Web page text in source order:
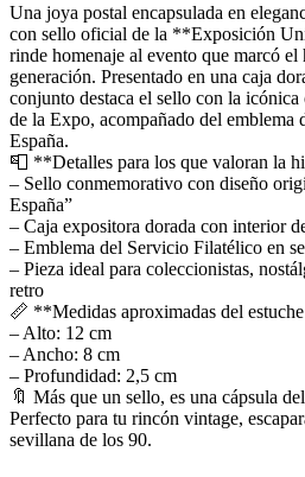
Una joya postal encapsulada en
con sello oficial de la **Exposición
rinde homenaje al evento que marcó
generación. Presentado en una caja
conjunto destaca el sello con la
de la Expo, acompañado del
España.
📮 **Detalles para los que valoran la
– Sello conmemorativo con diseño
España”
– Caja expositora dorada con interior
– Emblema del Servicio Filatélico en
– Pieza ideal para coleccionistas,
retro
📏 **Medidas aproximadas del
– Alto: 12 cm
– Ancho: 8 cm
– Profundidad: 2,5 cm
🔖 Más que un sello, es una cápsula
Perfecto para tu rincón vintage,
sevillana de los 90.